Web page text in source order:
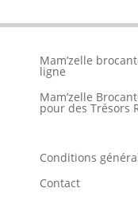
Mam’zelle
ligne
Mam’zelle
pour des Trésors
Conditions
Contact